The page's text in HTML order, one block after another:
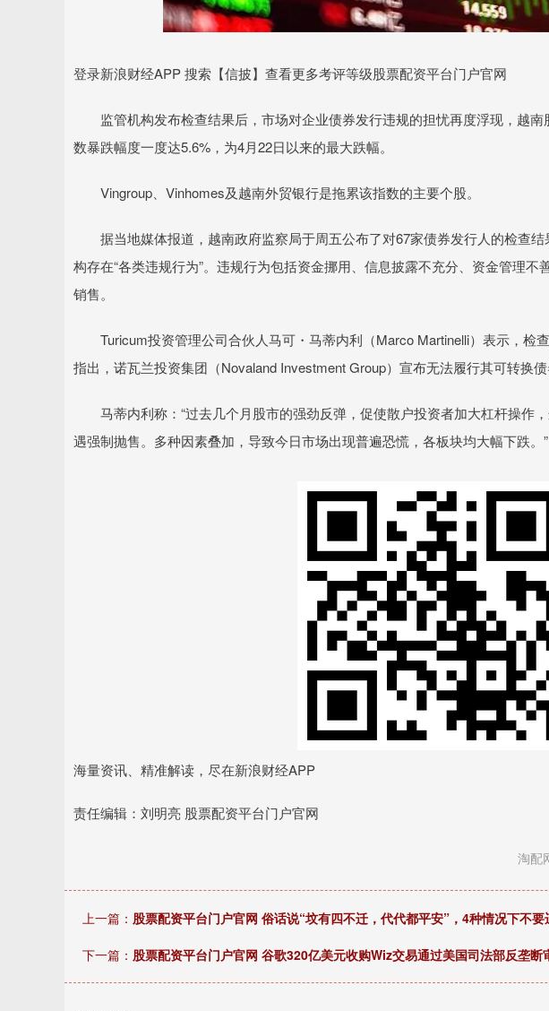
登录新浪财经APP 搜索【信披】查看更多考评等级股票配资平台门户官网
监管机构发布检查结果后，市场对企业债券发行违规的担忧再度浮现，越南
数暴跌幅度一度达5.6%，为4月22日以来的最大跌幅。
Vingroup、Vinhomes及越南外贸银行是拖累该指数的主要个股。
据当地媒体报道，越南政府监察局于周五公布了对67家债券发行人的检查结
构存在“各类违规行为”。违规行为包括资金挪用、信息披露不充分、资金管理
销售。
Turicum投资管理公司合伙人马可・马蒂内利（Marco Martinelli）表示，检
指出，诺瓦兰投资集团（Novaland Investment Group）宣布无法履行其可转换
马蒂内利称：“过去几个月股市的强劲反弹，促使散户投资者加大杠杆操作
遇强制抛售。多种因素叠加，导致今日市场出现普遍恐慌，各板块均大幅下跌。”
海量资讯、精准解读，尽在新浪财经APP
责任编辑：刘明亮 股票配资平台门户官网
淘配
上一篇： 股票配资平台门户官网 俗话说“坟有四不迁，代代都平安”，4种情况下不要
下一篇： 股票配资平台门户官网 谷歌320亿美元收购Wiz交易通过美国司法部反垄断